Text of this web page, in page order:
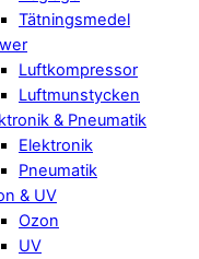
Tätningsmedel
Luftkompressor
Luftmunstycken
& Pneumatik
Elektronik
Pneumatik
& UV
Ozon
UV